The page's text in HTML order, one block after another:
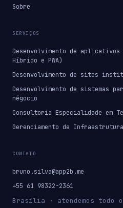
Sobre
SERVIÇOS
Desenvolvimento de
Híbrido e PWA)
Desenvolvimento de sites
Desenvolvimento de sistemas
négocio
Consultoria Especialidade em
Gerenciamento de
CONTATO
bruno.silva@app2b.me
+55 61 98322-2361
Brasília · atendemos